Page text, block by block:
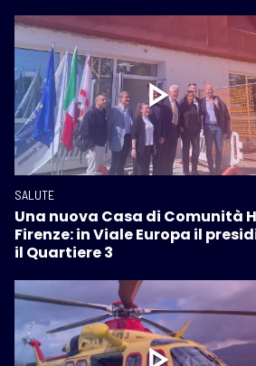
SALUTE
Una nuova Casa di Comunità
Firenze: in Viale Europa il
il Quartiere 3